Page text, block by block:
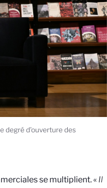
degré d'ouverture des
se multiplient. « Il